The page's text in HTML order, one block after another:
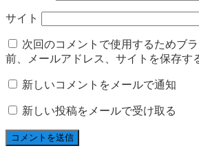
サイト
次回のコメントで使用するためブ
前、メールアドレス、サイトを保存す
新しいコメントをメールで通知
新しい投稿をメールで受け取る